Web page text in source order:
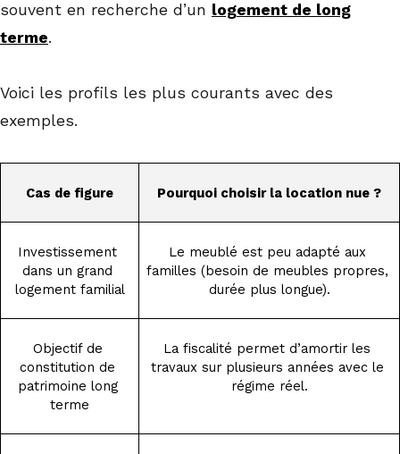
souvent en recherche d’un logement de long
terme.
Voici les profils les plus courants avec des
exemples.
Cas de figure Pourquoi choisir la location nue ?
Investissement
dans un grand
logement familial
Le meublé est peu adapté aux
familles (besoin de meubles propres,
durée plus longue).
Objectif de
constitution de
patrimoine long
terme
La fiscalité permet d’amortir les
travaux sur plusieurs années avec le
régime réel.